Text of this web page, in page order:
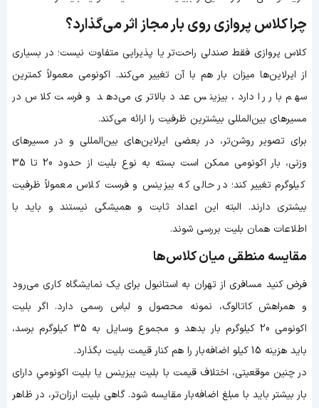
چرا کلاس پروازی روی بار مجاز اثر می‌گذارد؟
کلاس پروازی فقط صندلی راحت‌تر یا پذیرایی متفاوت نیست؛ در بسیاری
از ایرلاین‌ها میزان بار هم با آن تغییر می‌کند. اکونومی معمولاً کمترین
سهم بار را دارد، بیزینس عدد بالاتری می‌دهد و فرست کلاس در
مسیرهای بین‌المللی بیشترین ظرفیت را ارائه می‌کند.
برای تصویر روشن‌تر، در بعضی ایرلاین‌های بین‌المللی و در مسیرهای
وزنی، بار اکونومی ممکن است بسته به نوع بلیت از حدود 20 تا 35
کیلوگرم تغییر کند؛ در حالی که بیزینس و فرست کلاس معمولاً ظرفیت
بیشتری دارند. البته این اعداد ثابت و همیشگی نیستند و باید با
اطلاعات همان بلیت بررسی شوند.
مقایسه منطقی میان کلاس‌ها
فرض کنید مسافری از تهران به استانبول برای یک نمایشگاه کاری می‌رود
و همراهش کاتالوگ، نمونه محصول و لباس رسمی دارد. اگر بلیت
اکونومی 20 کیلوگرم بار بدهد و مجموع وسایل به 35 کیلوگرم برسد،
باید هزینه 15 کیلو اضافه‌بار را هم کنار قیمت بلیت بگذارد.
در چنین موقعیتی، اختلاف قیمت با بلیت بیزینس یا بلیت اکونومیِ دارای
بار بیشتر باید با مبلغ اضافه‌بار مقایسه شود. گاهی بلیت ارزان‌تر، در ظاهر